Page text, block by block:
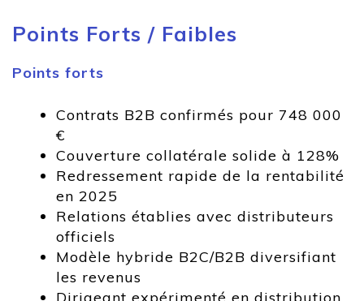
Points Forts / Faibles
Points forts
Contrats B2B confirmés pour 748 000
€
Couverture collatérale solide à 128%
Redressement rapide de la rentabilité
en 2025
Relations établies avec distributeurs
officiels
Modèle hybride B2C/B2B diversifiant
les revenus
Dirigeant expérimenté en distribution